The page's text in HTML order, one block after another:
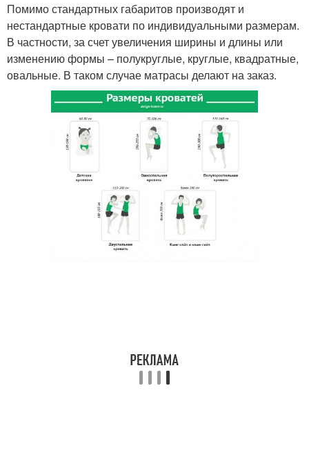
Помимо стандартных габаритов производят и
нестандартные кровати по индивидуальными размерам.
В частности, за счет увеличения ширины и длины или
изменению формы – полукруглые, круглые, квадратные,
овальные. В таком случае матрасы делают на заказ.